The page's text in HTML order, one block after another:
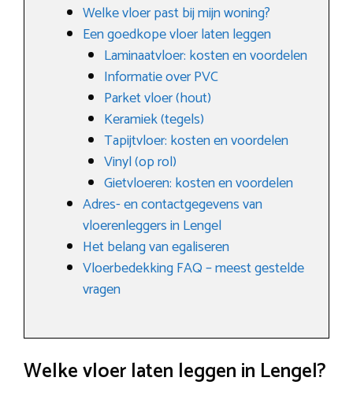
Welke vloer past bij mijn woning?
Een goedkope vloer laten leggen
Laminaatvloer: kosten en voordelen
Informatie over PVC
Parket vloer (hout)
Keramiek (tegels)
Tapijtvloer: kosten en voordelen
Vinyl (op rol)
Gietvloeren: kosten en voordelen
Adres- en contactgegevens van
vloerenleggers in Lengel
Het belang van egaliseren
Vloerbedekking FAQ – meest gestelde
vragen
Welke vloer laten leggen in Lengel?